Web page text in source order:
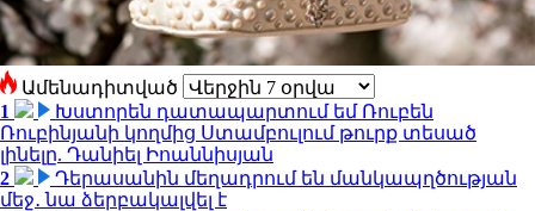
Ամենադիտված
1
Խստորեն դատապարտում եմ Ռուբեն
Ռուբինյանի կողմից Ստամբուլում թուրք տեսած
լինելը. Դանիել Իոաննիսյան
2
Դերասանին մեղադրում են մանկապղծության
մեջ․ նա ձերբակալվել է